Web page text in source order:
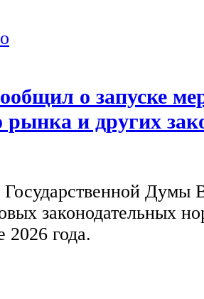
о запуске
рынка и других
Государственной Думы
законодательных
2026 года.